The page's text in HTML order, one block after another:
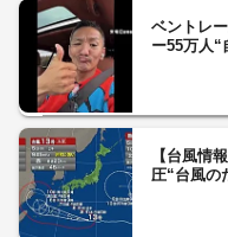
ベントレ
ー55万人“
【台風情
圧“台風